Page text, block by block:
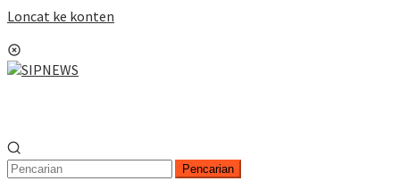
Loncat ke konten
Pencarian